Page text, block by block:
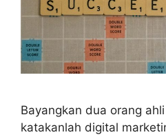
Bayangkan dua orang
katakanlah digital